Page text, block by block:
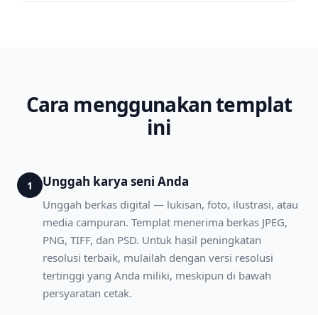
Cara menggunakan templat
ini
1 Unggah karya seni Anda
Unggah berkas digital — lukisan, foto, ilustrasi, atau
media campuran. Templat menerima berkas JPEG,
PNG, TIFF, dan PSD. Untuk hasil peningkatan
resolusi terbaik, mulailah dengan versi resolusi
tertinggi yang Anda miliki, meskipun di bawah
persyaratan cetak.